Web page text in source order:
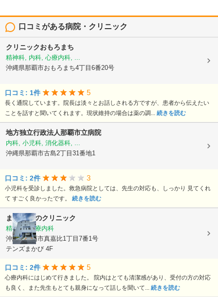
口コミがある病院・クリニック
クリニックおもろまち
精神科, 内科, 心療内科, ...
沖縄県那覇市おもろまち4丁目6番20号
口コミ: 1件 5
長く通院しています。院長は淡々とお話しされる方ですが、患者から伝えたい
ことを話すと聞いてくれます。現状維持の場合は薬の調... 続きを読む
地方独立行政法人那覇市立病院
内科, 小児科, 消化器科, ...
沖縄県那覇市古島2丁目31番地1
口コミ: 2件 3
小児科を受診しました。救急病院としては、先生の対応も、しっかり 見てくれ
て すごく良かったです。 続きを読む
まかび 心のクリニック
精神科, 心療内科
沖縄県那覇市真嘉比1丁目7番1号
テンズまかび 4F
口コミ: 2件 5
心療内科にはじめて行きました。 院内はとても清潔感があり、受付の方の対応
も良く、また先生もとても親身になって話しを聞いて... 続きを読む